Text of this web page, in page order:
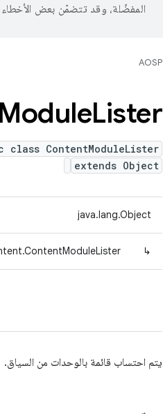
المفضّلة، وقد تتضمّن بعض
AOSP
ModuleLister
class ContentModuleLister
extends Object
java.lang.Object
↳
يتم احتساب قائمة بالوحدات من السياق.